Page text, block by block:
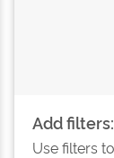
Add filters:
Use filters